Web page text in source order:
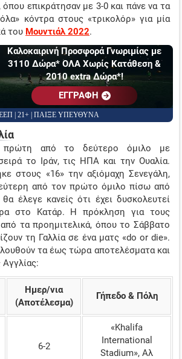
ΣΤΗ ΝΟΤΙΑ ΑΜΕΡΙΚΗ
επικράτησαν με 3-0 και πάνε να τα
κόντρα στους «τρικολόρ» για μία
του Μουντιάλ 2022.
Καλοκαιρινή Προσφορά Γνωριμίας με
3110 Δώρα* ΟΛΑ Χωρίς Κατάθεση &
2010 extra Δώρα*!
EΓΓΡΑΦΗ
| 21+ | ΠΑΙΞΕ ΥΠΕΥΘΥΝΑ
πρώτη από το δεύτερο όμιλο με
το Ιράν, τις ΗΠΑ και την Ουαλία.
στους «16» την αξιόμαχη Σενεγάλη,
από τον πρώτο όμιλο πίσω από
έλεγε κανείς ότι έχει δυσκολευτεί
στο Κατάρ. Η πρόκληση για τους
από τα προημιτελικά, όπου το Σάββατο
τη Γαλλία σε ένα ματς «do or die».
τα έως τώρα αποτελέσματα και
Ημερ/νια
(Αποτέλεσμα)
Γήπεδο & Πόλη
6-2
«Khalifa
International
Stadium», Αλ